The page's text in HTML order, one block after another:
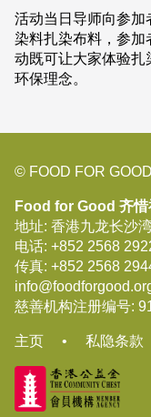
活动当日导师向参加
染料扎染布料，参加
动既可让大家体验扎
环保理念。
© FOOD FOR
Food for Good 齐惜
地址: 香港九龙长沙
电话: +852 2568
传真: +852 2568
慈善机构注册编号:
主页 • 私隐条款